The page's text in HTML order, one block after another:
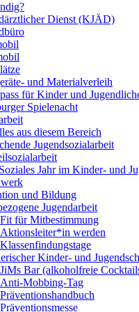
Dienst (KJÄD)
und Materialverleih
für Kinder und
Spielenacht
aus diesem Bereich
Jugendsozialarbeit
Jahr im Kinder- und
und Bildung
Jugendarbeit
Fit für Mitbestimmung
Aktionsleiter*in werden
Klassenfindungstage
Kinder- und
JiMs Bar (alkoholfreie
Anti-Mobbing-Tag
Präventionshandbuch
Präventionsmesse